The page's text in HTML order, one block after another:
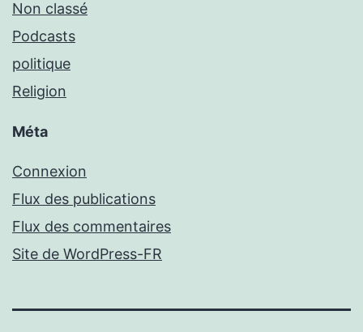
Non classé
Podcasts
politique
Religion
Méta
Connexion
Flux des publications
Flux des commentaires
Site de WordPress-FR